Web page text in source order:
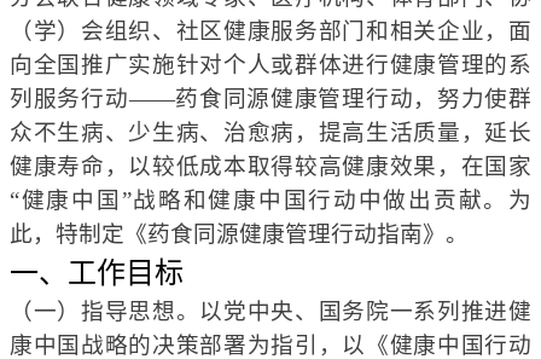
（学）会组织、社区健康服务部门和相关企业，面
向全国推广实施针对个人或群体进行健康管理的系
列服务行动——药食同源健康管理行动，努力使群
众不生病、少生病、治愈病，提高生活质量，延长
健康寿命，以较低成本取得较高健康效果，在国家
“健康中国”战略和健康中国行动中做出贡献。为
此，特制定《药食同源健康管理行动指南》。
一、工作目标
（一）指导思想。以党中央、国务院一系列推进健
康中国战略的决策部署为指引，以《健康中国行动